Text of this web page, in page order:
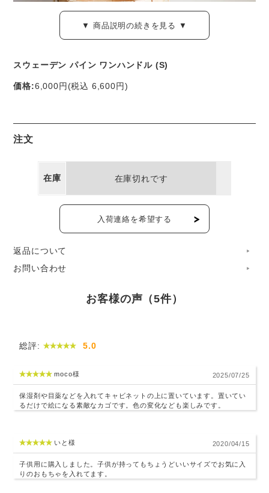
スウェーデン「スカンジナビスク・ヘムスロイド」の製品で
こちらは深さ20センチほどの、ワンハンドルのバスケット。
キッチンの食材ストックをはじめ、本や雑誌、道具類の収納
や持ち運びに、とても使いやすいサイズ感です。
床置きでも使いやすい形状で、重さのあるものの保管や移動
を助けてくれます。
木の温かみ、やさしさが伝わってくる素朴なたたずまい。お
▼ 商品説明の続きを見る ▼
スウェーデン パイン ワンハンドル (S)
価格:6,000円 (税込 6,600円)
注文
在庫 在庫切れです
入荷連絡を希望する
返品について
お問い合わせ
お客様の声（5件）
総評: 5.0
moco様 2025/07/25
保湿剤や目薬などを入れてキャビネットの上に置いています。置いてい
るだけで絵になる素敵なカゴです。色の変化なども楽しみです。
いと様 2020/04/15
子供用に購入しました。子供が持ってもちょうどいいサイズでお気に入
りのおもちゃを入れてます。